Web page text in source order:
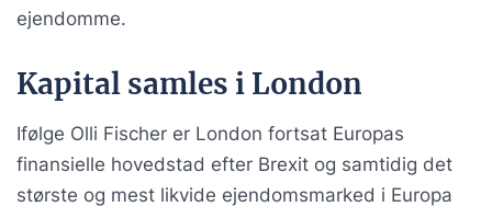
ejendomme.
Kapital samles i London
Ifølge Olli Fischer er London fortsat Europas
finansielle hovedstad efter Brexit og samtidig det
største og mest likvide ejendomsmarked i Europa